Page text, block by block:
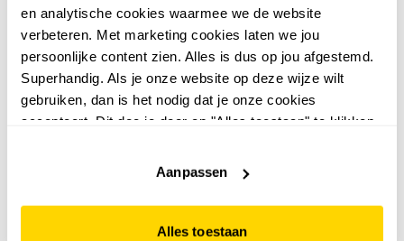
en analytische cookies waarmee we de website
verbeteren. Met marketing cookies laten we jou
persoonlijke content zien. Alles is dus op jou afgestemd.
Superhandig. Als je onze website op deze wijze wilt
gebruiken, dan is het nodig dat je onze cookies
accepteert. Dit doe je door op "Alles toestaan" te klikken.
website niet optimaal functioneert.
Aanpassen
Alles toestaan